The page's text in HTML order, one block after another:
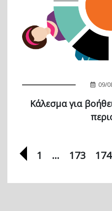
09/
Κάλεσμα για
Προηγούμενη
1 … 173 174